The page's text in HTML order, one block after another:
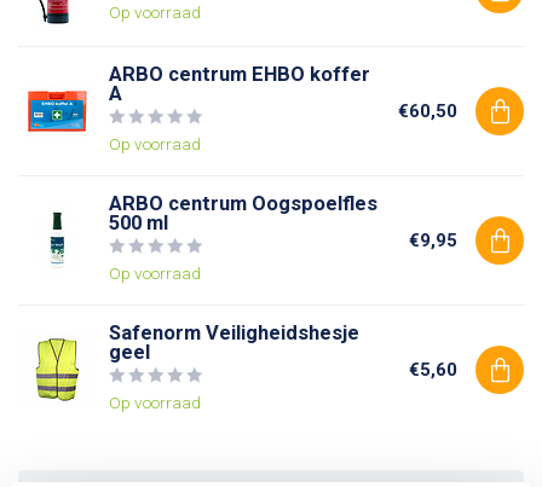
Op voorraad
ARBO centrum EHBO koffer
A
Op voorraad
€60,50
ARBO centrum Oogspoelfles
500 ml
Op voorraad
€9,95
Safenorm Veiligheidshesje
geel
Op voorraad
€5,60